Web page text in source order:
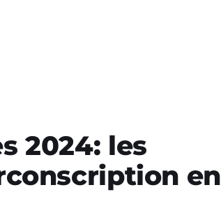
2024: les
en